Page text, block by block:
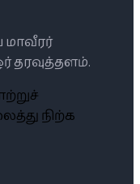
மாவீரர்
தரவுத்தளம்.
நிற்க